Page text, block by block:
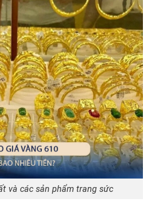
và các sản phẩm trang sức